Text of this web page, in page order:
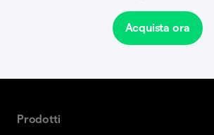
Acquista ora
Prodotti